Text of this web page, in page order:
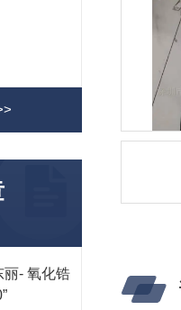
丽- 氧化锆